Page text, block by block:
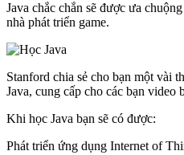
Java chắc chắn sẽ được ưa
nhà phát triển game.
Stanford chia sẻ cho bạn một vài
Java, cung cấp cho các bạn video
Khi học Java bạn sẽ có được:
Phát triển ứng dụng Internet of